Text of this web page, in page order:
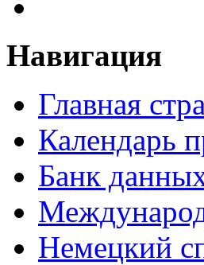
Навигация
Главная
Календарь
Банк
Немецкий